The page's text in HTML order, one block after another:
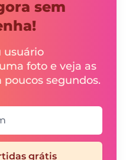
sem
usuário
foto e veja as
segundos.
grátis